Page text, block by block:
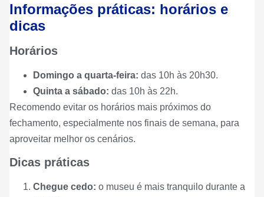
Informações práticas: horários e
dicas
Horários
Domingo a quarta-feira: das 10h às 20h30.
Quinta a sábado: das 10h às 22h.
Recomendo evitar os horários mais próximos do
fechamento, especialmente nos finais de semana, para
aproveitar melhor os cenários.
Dicas práticas
Chegue cedo: o museu é mais tranquilo durante a